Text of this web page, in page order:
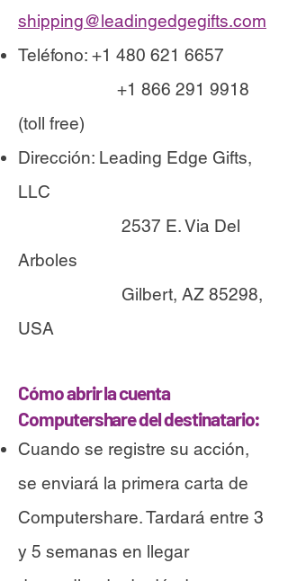
shipping@leadingedgegifts.com
Teléfono: +1 480 621 6657
+1 866 291 9918
(toll free)
Dirección: Leading Edge Gifts,
LLC
2537 E. Via Del
Arboles
Gilbert, AZ 85298,
USA
Cómo abrir la cuenta
Computershare del destinatario:
Cuando se registre su acción,
se enviará la primera carta de
Computershare. Tardará entre 3
y 5 semanas en llegar